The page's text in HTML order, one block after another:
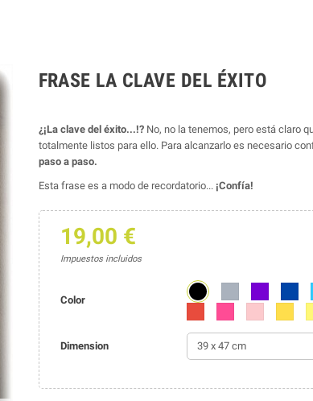
FRASE LA CLAVE DEL ÉXITO
¿¡La clave del éxito...!?No, no la tenemos, pero está claro
totalmente listos para ello. Para alcanzarlo es necesario
paso a paso.
Esta frase es a modo de recordatorio...¡Confía!
19,00 €
Impuestos incluidos
Color
Negro
Dimension